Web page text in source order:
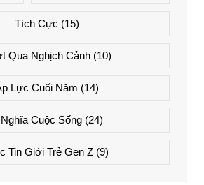
Tích Cực (15)
Qua Nghịch Cảnh (10)
Lực Cuối Năm (14)
Cuộc Sống(24)
Tin Giới Trẻ Gen Z(9)